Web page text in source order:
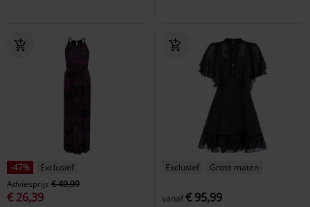
-47%
Exclusief
Adviesprijs € 49,99
€ 26,39
Exclusief Grote maten
vanaf€ 95,99